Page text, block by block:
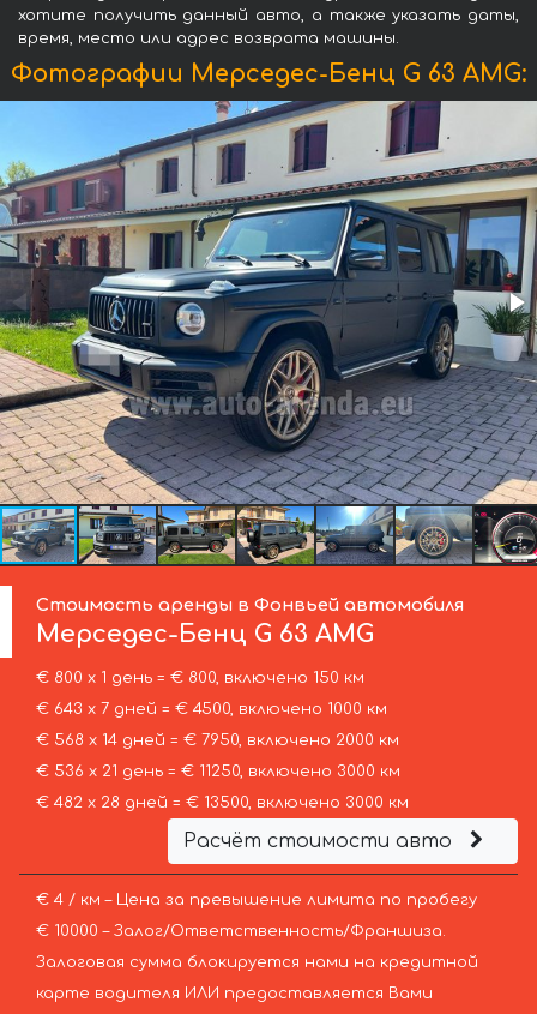
хотите получить данный авто, а также указать даты,
время, место или адрес возврата машины.
Фотографии Мерседес-Бенц G 63 AMG:
Стоимость аренды в Фонвьей автомобиля
Мерседес-Бенц G 63 AMG
€ 800 х 1 день = € 800, включено 150 км
€ 643 х 7 дней = € 4500, включено 1000 км
€ 568 х 14 дней = € 7950, включено 2000 км
€ 536 х 21 день = € 11250, включено 3000 км
€ 482 х 28 дней = € 13500, включено 3000 км
Расчёт стоимости авто
€ 4 / км – Цена за превышение лимита по пробегу
€ 10000 – Залог/Ответственность/Франшиза.
Залоговая сумма блокируется нами на кредитной
карте водителя ИЛИ предоставляется Вами